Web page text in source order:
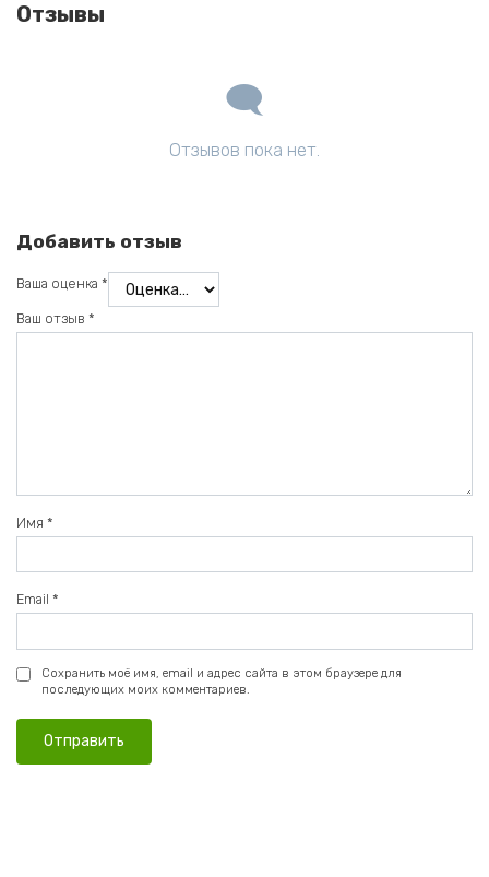
Отзывы
Отзывов пока нет.
Добавить отзыв
Ваша оценка *
Ваш отзыв *
Имя *
Email *
Сохранить моё имя, email и адрес сайта в этом браузере для
последующих моих комментариев.